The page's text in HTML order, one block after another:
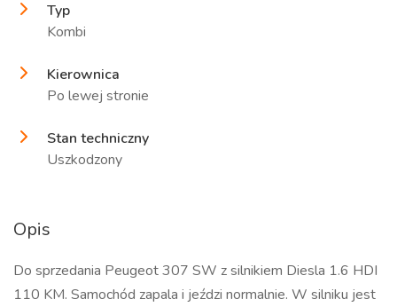
Typ
Kombi
Kierownica
Po lewej stronie
Stan techniczny
Uszkodzony
Opis
Do sprzedania Peugeot 307 SW z silnikiem Diesla 1.6 HDI
110 KM. Samochód zapala i jeździ normalnie. W silniku jest